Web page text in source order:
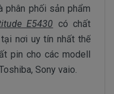
phân phối sản phẩm
E5430 có chất
nơi uy tín nhất thế
pin cho các modell
Sony vaio.